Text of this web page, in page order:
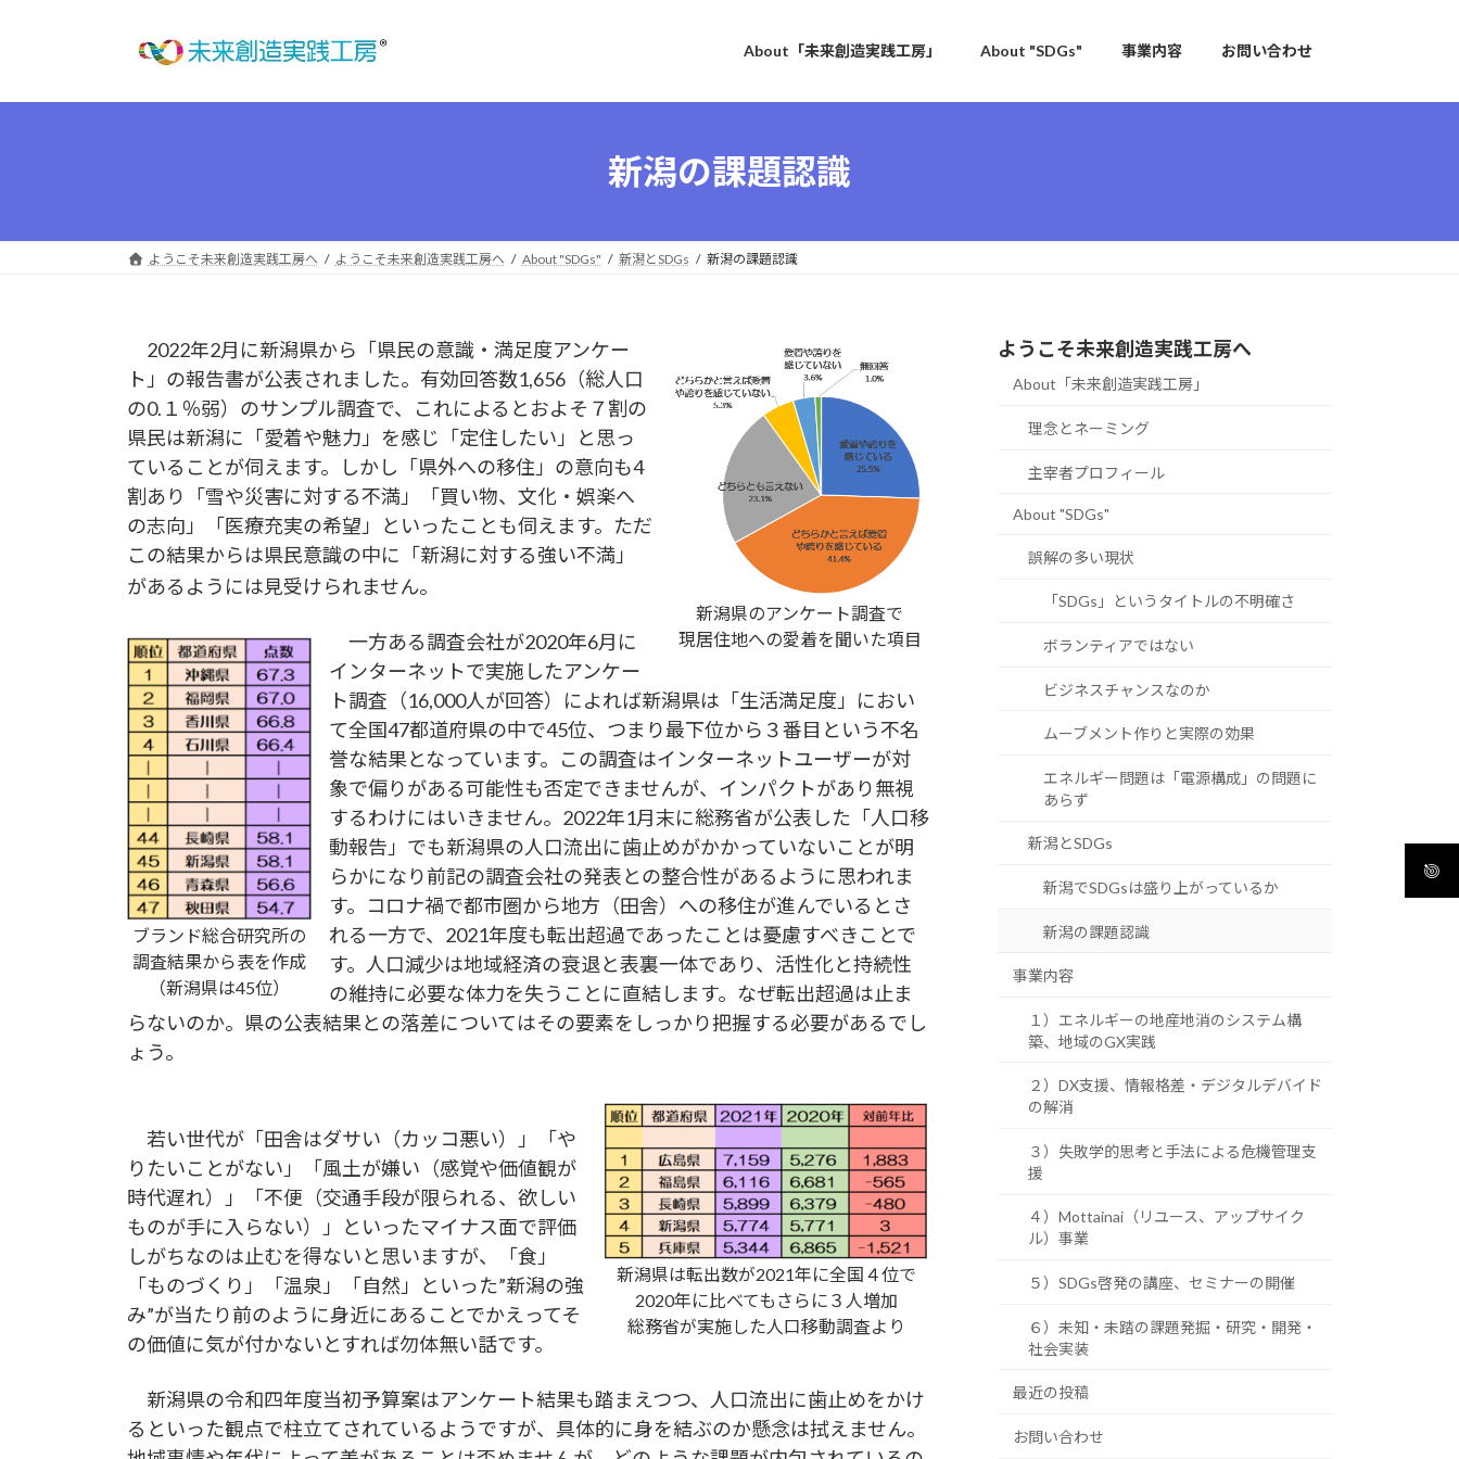
プ
動
About「未来創造実践工房」 About "SDGs" 事業内容 お問い合わせ
新潟の課題認識
ようこそ未来創造実践工房へ ようこそ未来創造実践工房へ About "SDGs" 新潟とSDGs 新潟の課題認識
新潟県のアンケート調査で
現居住地への愛着を聞いた項目
2022年2月に新潟県から「県民の意識・満足度アンケー
ト」の報告書が公表されました。有効回答数1,656（総人口
の0.１％弱）のサンプル調査で、これによるとおよそ７割の
県民は新潟に「愛着や魅力」を感じ「定住したい」と思っ
ていることが伺えます。しかし「県外への移住」の意向も4
割あり「雪や災害に対する不満」「買い物、文化・娯楽へ
の志向」「医療充実の希望」といったことも伺えます。ただ
この結果からは県民意識の中に「新潟に対する強い不満」
があるようには見受けられません。
ブランド総合研究所の
調査結果から表を作成
（新潟県は45位）
一方ある調査会社が2020年6月に
インターネットで実施したアンケー
ト調査（16,000人が回答）によれば新潟県は「生活満足度」におい
て全国47都道府県の中で45位、つまり最下位から３番目という不名
誉な結果となっています。この調査はインターネットユーザーが対
象で偏りがある可能性も否定できませんが、インパクトがあり無視
するわけにはいきません。2022年1月末に総務省が公表した「人口移
動報告」でも新潟県の人口流出に歯止めがかかっていないことが明
らかになり前記の調査会社の発表との整合性があるように思われま
す。コロナ禍で都市圏から地方（田舎）への移住が進んでいるとさ
れる一方で、2021年度も転出超過であったことは憂慮すべきことで
す。人口減少は地域経済の衰退と表裏一体であり、 活性化と持続性
の維持に必要な体力を失うことに直結します。なぜ転出超過は止ま
らないのか。県の公表結果との落差についてはその要素をしっかり把握する必要があるでし
ょう。
新潟県は転出数が2021年に全国４位で
2020年に比べてもさらに３人増加
総務省が実施した人口移動調査より
若い世代が「田舎はダサい（カッコ悪い）」「や
りたいことがない」「風土が嫌い（感覚や価値観が
時代遅れ）」「不便（交通手段が限られる、欲しい
ものが手に入らない）」といったマイナス面で評価
しがちなのは止むを得ないと思いますが、「食」
「ものづくり」「温泉」「自然」といった”新潟の強
み”が当たり前のように身近にあることでかえってそ
の価値に気が付かないとすれば勿体無い話です。
新潟県の令和四年度当初予算案はアンケート結果も踏まえつつ、人口流出に歯止めをかけ
るといった観点で柱立てされているようですが、具体的に身を結ぶのか懸念は拭えません。
ようこそ未来創造実践工房へ
About「未来創造実践工房」
理念とネーミング
主宰者プロフィール
About "SDGs"
誤解の多い現状
「SDGs」というタイトルの不明確さ
ボランティアではない
ビジネスチャンスなのか
ムーブメント作りと実際の効果
エネルギー問題は「電源構成」の問題に
あらず
新潟とSDGs
新潟でSDGsは盛り上がっているか
新潟の課題認識
事業内容
１）エネルギーの地産地消のシステム構
築、地域のGX実践
２）DX支援、情報格差・デジタルデバイド
の解消
３）失敗学的思考と手法による危機管理支
援
４）Mottainai（リユース、アップサイク
ル）事業
５）SDGs啓発の講座、セミナーの開催
６）未知・未踏の課題発掘・研究・開発・
社会実装
最近の投稿
お問い合わせ